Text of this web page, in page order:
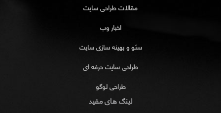
مقالات طراحی سایت
اخبار وب
سئو و بهینه سازی سایت
طراحی سایت حرفه ای
طراحی لوگو
لینگ های مفید